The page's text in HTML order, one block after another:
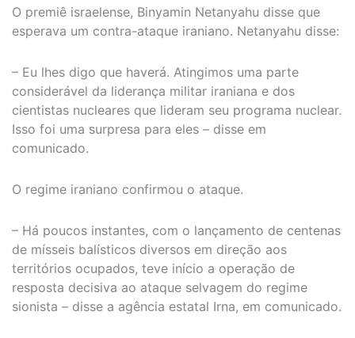
O premiê israelense, Binyamin Netanyahu disse que
esperava um contra-ataque iraniano. Netanyahu disse:
– Eu lhes digo que haverá. Atingimos uma parte
considerável da liderança militar iraniana e dos
cientistas nucleares que lideram seu programa nuclear.
Isso foi uma surpresa para eles – disse em
comunicado.
O regime iraniano confirmou o ataque.
– Há poucos instantes, com o lançamento de centenas
de mísseis balísticos diversos em direção aos
territórios ocupados, teve início a operação de
resposta decisiva ao ataque selvagem do regime
sionista – disse a agência estatal Irna, em comunicado.